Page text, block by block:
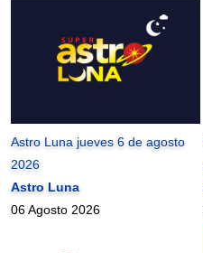
Astro Luna jueves 6 de agosto
2026
Astro Luna
06 Agosto 2026